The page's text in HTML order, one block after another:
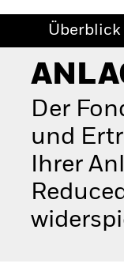
Überblick
Der
und
Ihrer